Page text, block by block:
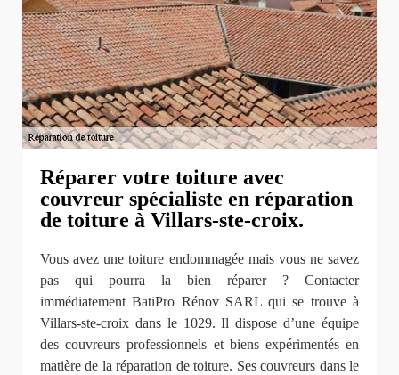
Réparer votre toiture avec
couvreur spécialiste en réparation
de toiture à Villars-ste-croix.
Vous avez une toiture endommagée mais vous ne savez
pas qui pourra la bien réparer ? Contacter
immédiatement BatiPro Rénov SARL qui se trouve à
Villars-ste-croix dans le 1029. Il dispose d’une équipe
des couvreurs professionnels et biens expérimentés en
matière de la réparation de toiture. Ses couvreurs dans le